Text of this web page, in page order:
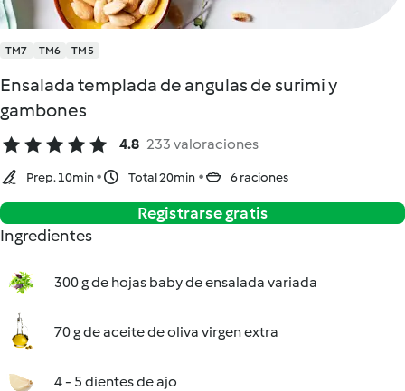
TM7 TM6 TM5
Ensalada templada de angulas de surimi y
gambones
4.8 233 valoraciones
Prep. 10min Total 20min 6 raciones
Registrarse gratis
Ingredientes
300 g de hojas baby de ensalada variada
70 g de aceite de oliva virgen extra
4 - 5 dientes de ajo